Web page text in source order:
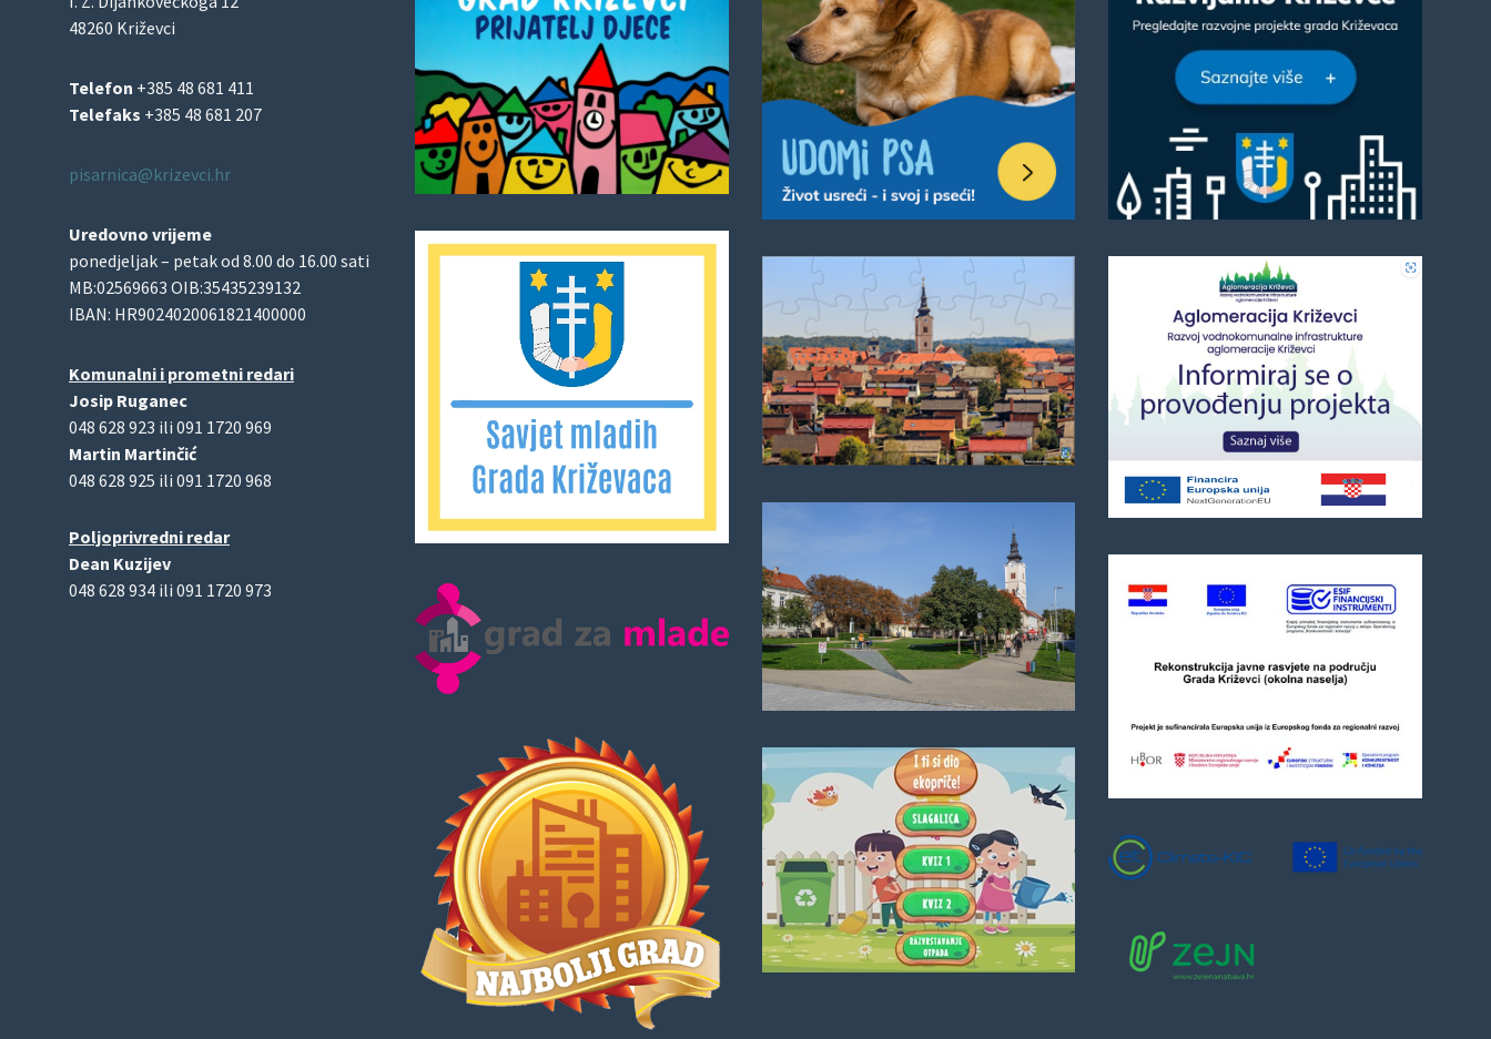
48260 Križevci
Telefon +385 48 681 411
Telefaks +385 48 681 207
pisarnica@krizevci.hr
Uredovno vrijeme
ponedjeljak – petak od 8.00 do 16.00 sati
MB:02569663 OIB:35435239132
IBAN: HR9024020061821400000
Komunalni i prometni redari
Josip Ruganec
048 628 923 ili 091 1720 969
Martin Martinčić
048 628 925 ili 091 1720 968
Poljoprivredni redar
Dean Kuzijev
048 628 934 ili 091 1720 973